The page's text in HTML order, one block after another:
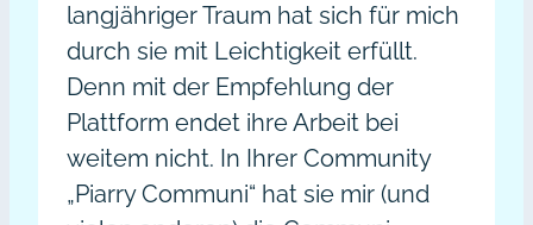
langjähriger Traum hat sich für mich
durch sie mit Leichtigkeit erfüllt.
Denn mit der Empfehlung der
Plattform endet ihre Arbeit bei
weitem nicht. In Ihrer Community
„Piarry Communi“ hat sie mir (und